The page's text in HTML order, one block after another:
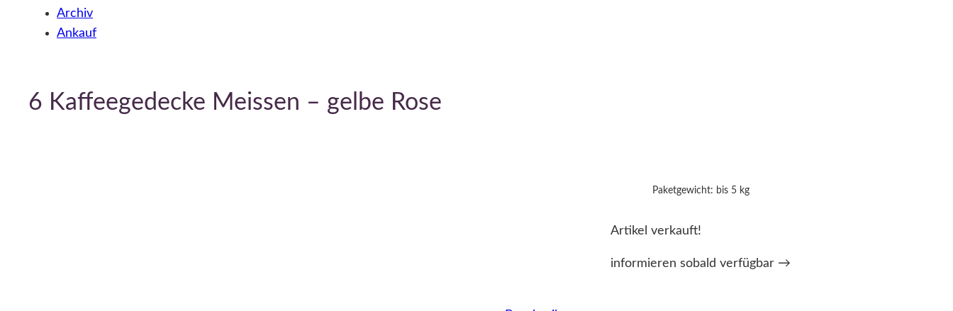
Archiv
Ankauf
6 Kaffeegedecke Meissen – gelbe Rose
Paketgewicht: bis 5 kg
Artikel verkauft!
informieren sobald verfügbar →